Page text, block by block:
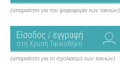
(απαραίτητο για την ψηφοφορία των ταινιών)
Είσοδος / εγγραφή
στη Χρυσή Ταινιοθήκη
(απαραίτητο για το σχολιασμό των ταινιών)